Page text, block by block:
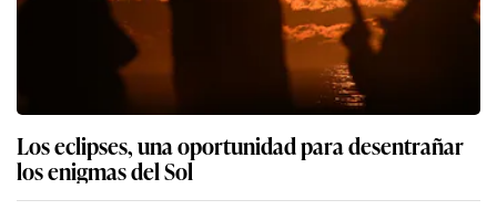
Los eclipses, una oportunidad para desentrañar
los enigmas del Sol